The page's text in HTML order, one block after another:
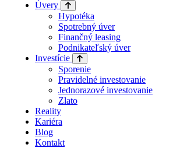
Úvery
Hypotéka
Spotrebný úver
Finančný leasing
Podnikateľský úver
Investície
Sporenie
Pravidelné investovanie
Jednorazové investovanie
Zlato
Reality
Kariéra
Blog
Kontakt